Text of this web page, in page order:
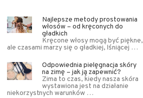
Najlepsze metody prostowania
włosów – od kręconych do
gładkich
Kręcone włosy mogą być piękne,
ale czasami marzy się o gładkiej, lśniącej …
Odpowiednia pielęgnacja skóry
na zimę – jak ją zapewnić?
Zima to czas, kiedy nasza skóra
wystawiona jest na działanie
niekorzystnych warunków …